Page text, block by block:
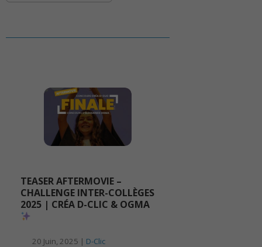
TEASER AFTERMOVIE –
CHALLENGE INTER-COLLÈGES
2025 | CRÉA D-CLIC & OGMA
20 Juin, 2025 | D-Clic